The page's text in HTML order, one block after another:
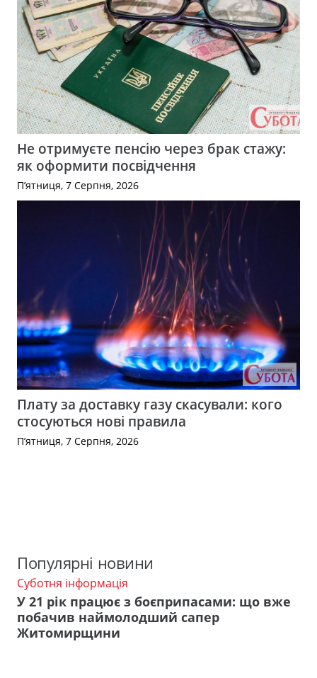
Не отримуєте пенсію через брак стажу:
як оформити посвідчення
П’ятниця, 7 Серпня, 2026
Плату за доставку газу скасували: кого
стосуються нові правила
П’ятниця, 7 Серпня, 2026
Популярні новини
Суботня інформація
У 21 рік працює з боєприпасами: що вже
побачив наймолодший сапер
Житомирщини